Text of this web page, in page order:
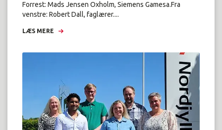
Forrest: Mads Jensen Oxholm, Siemens Gamesa.Fra
venstre: Robert Dall, faglærer....
LÆS MERE